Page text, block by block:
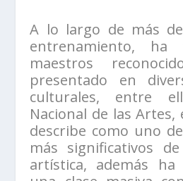
A lo largo de más
entrenamiento, ha
maestros
presentado en
culturales, entre
Nacional de las Artes,
describe como uno
más significativos
artística, además